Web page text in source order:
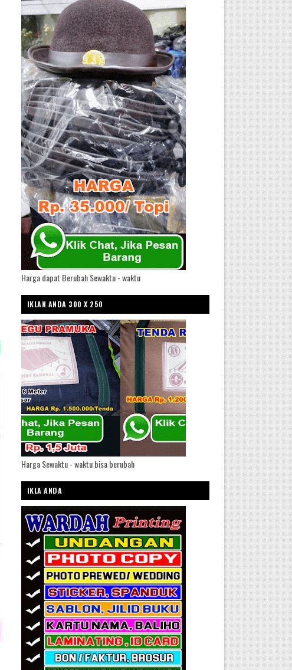
Harga dapat Berubah Sewaktu - waktu
IKLAN ANDA 300 X 250
Harga Sewaktu - waktu bisa berubah
IKLA ANDA